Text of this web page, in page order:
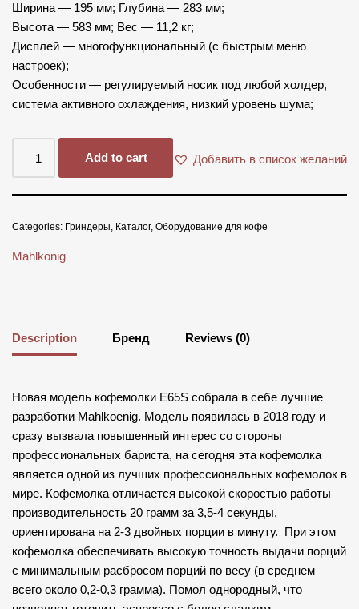
Ширина — 195 мм; Глубина — 283 мм;
Высота — 583 мм; Вес — 11,2 кг;
Дисплей — многофункциональный (с быстрым меню
настроек);
Особенности — регулируемый носик под любой холдер,
система активного охлаждения, низкий уровень шума;
Add to cart Добавить в список желаний
Categories: Гриндеры, Каталог, Оборудование для кофе
Mahlkonig
Description Бренд Reviews (0)
Новая модель кофемолки E65S собрала в себе лучшие
разработки Mahlkoenig. Модель появилась в 2018 году и
сразу вызвала повышенный интерес со стороны
профессиональных бариста, на сегодня эта кофемолка
является одной из лучших профессиональных кофемолок в
мире. Кофемолка отличается высокой скоростью работы —
производительность 20 грамм за 3,5-4 секунды,
ориентирована на 2-3 двойных порции в минуту. При этом
кофемолка обеспечивать высокую точность выдачи порций
с минимальным расбросом порций по весу (в среднем
всего около 0,2-0,3 грамма). Помол однородный, что